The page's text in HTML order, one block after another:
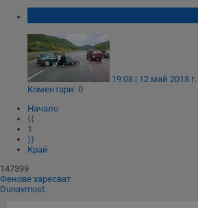
19:08 | 12 май 2018 г.
Коментари: 0
Начало
⟨⟨
1
⟩⟩
Край
147399
Фенове харесват
Dunavmost